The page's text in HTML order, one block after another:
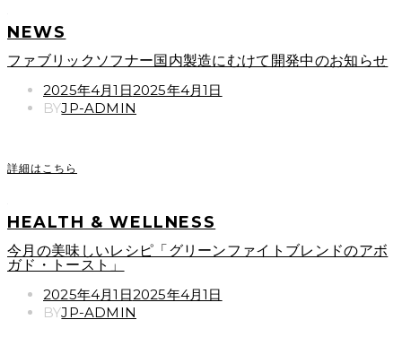
NEWS
ファブリックソフナー国内製造にむけて開発中のお知らせ
POSTED
ON
2025年4月1日2025年4月1日
BYJP-ADMIN
詳細はこちら
HEALTH & WELLNESS
今月の美味しいレシピ「グリーンファイトブレンドのアボ
ガド・トースト」
POSTED
ON
2025年4月1日2025年4月1日
BYJP-ADMIN